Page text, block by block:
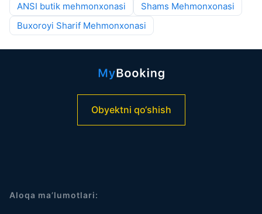
ANSI butik mehmonxonasi
Shams Mehmonxonasi
Buxoroyi Sharif Mehmonxonasi
Obyektni qo‘shish
Aloqa ma’lumotlari: